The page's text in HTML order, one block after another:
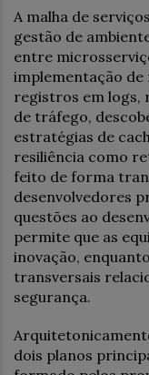
A malha de
gestão de
entre
implementação
registros em logs,
de tráfego,
estratégias de
resiliência como
feito de forma
desenvolvedores
questões ao
permite que as
inovação,
transversais
segurança.
dois planos